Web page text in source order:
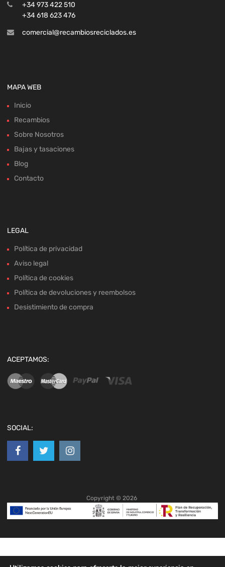
+34 973 422 510
+34 618 623 476
comercial@recambiosreciclados.es
MAPA WEB
Inicio
Recambios
Sobre Nosotros
Bajas y tasaciones
Blog
Contacto
LEGAL
Política de privacidad
Aviso legal
Política de cookies
Política de devoluciones y reembolsos
Desistimiento de compra
ACEPTAMOS:
SOCIAL:
Copyright © 2026